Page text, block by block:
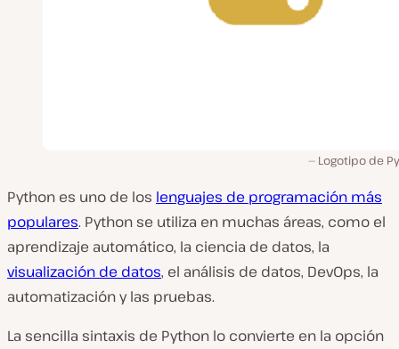
Logotipo de
Python es uno de los lenguajes de programación más
populares. Python se utiliza en muchas áreas, como el
aprendizaje automático, la ciencia de datos, la
visualización de datos, el análisis de datos, DevOps, la
automatización y las pruebas.
La sencilla sintaxis de Python lo convierte en la opción